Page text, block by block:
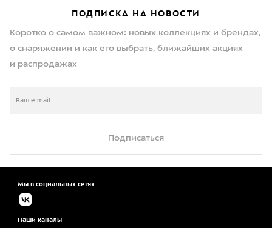
ПОДПИСКА НА НОВОСТИ
Коротко о самом важном: новых коллекциях и брендах,
о снаряжении и как его выбрать, ближайших акциях
и распродажах
Подписаться
Мы в социальных сетях
Наши каналы